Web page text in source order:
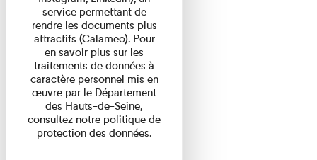
service permettant de
rendre les documents plus
attractifs (Calameo). Pour
en savoir plus sur les
traitements de données à
caractère personnel mis en
œuvre par le Département
des Hauts-de-Seine,
consultez notre politique de
protection des données.